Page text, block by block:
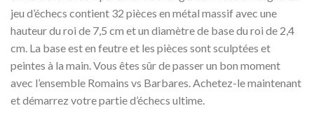
jeu d’échecs contient 32 pièces en métal massif avec une
hauteur du roi de 7,5 cm et un diamètre de base du roi de 2,4
cm. La base est en feutre et les pièces sont sculptées et
peintes à la main. Vous êtes sûr de passer un bon moment
avec l’ensemble Romains vs Barbares. Achetez-le maintenant
et démarrez votre partie d’échecs ultime.